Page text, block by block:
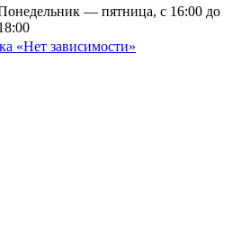
— пятница, с 16:00 до